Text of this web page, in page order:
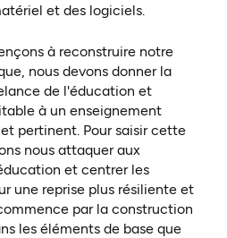
et des logiciels.
à reconstruire notre
nous devons donner la
de l'éducation et
à un enseignement
pertinent. Pour saisir cette
nous attaquer aux
et centrer les
une reprise plus résiliente et
par la construction
les éléments de base que